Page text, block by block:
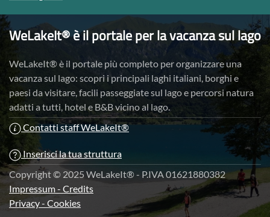
WeLakeIt® è il portale per la vacanza sul lago
WeLakeIt® è il portale più completo per organizzare una
vacanza sul lago: scopri i principali laghi italiani, borghi e
paesi da visitare, facili passeggiate sul lago e percorsi natura
adatti a tutti, hotel e B&B vicino al lago.
Contatti staff WeLakeIt®
Inserisci la tua struttura
Copyright © 2025 WeLakeIt® - P.IVA 01621880382
Impressum - Credits
Privacy - Cookies